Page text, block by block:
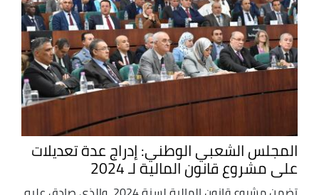
المجلس الشعبي الوطني: إدراج عدة تعديلات
على مشروع قانون المالية لـ 2024